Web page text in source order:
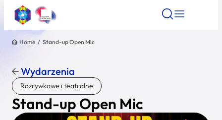
Znajdź atrakcję
Nazwa atrakcji
Miasto
Home / Stand-up Open Mic
Wydarzenia
Rozrywkowe i teatralne
Stand-up Open Mic